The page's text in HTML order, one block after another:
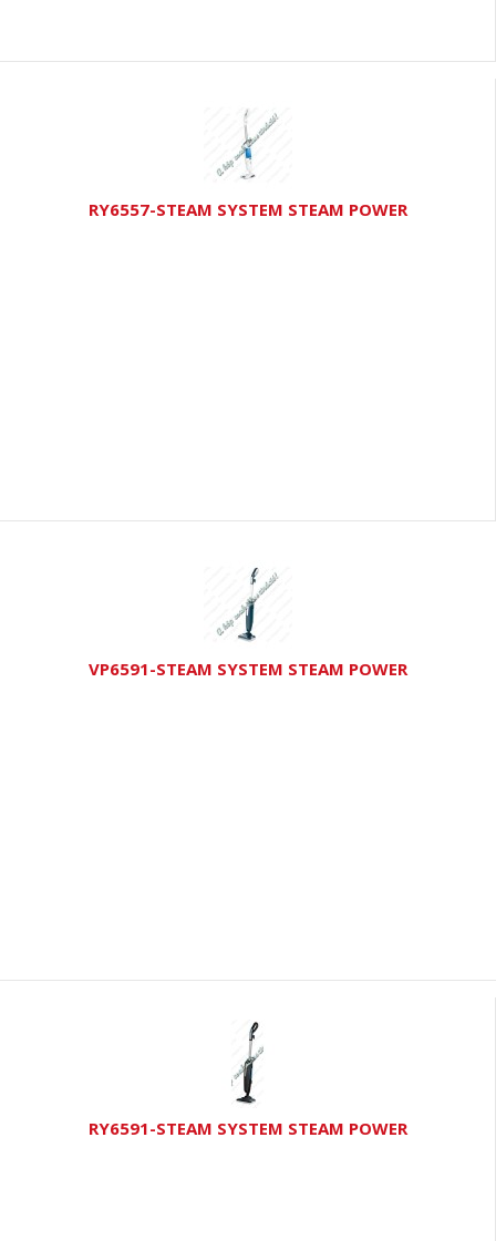
RY6557-STEAM SYSTEM STEAM POWER
VP6591-STEAM SYSTEM STEAM POWER
RY6591-STEAM SYSTEM STEAM POWER